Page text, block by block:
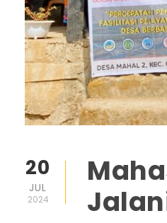
20
JUL
2024